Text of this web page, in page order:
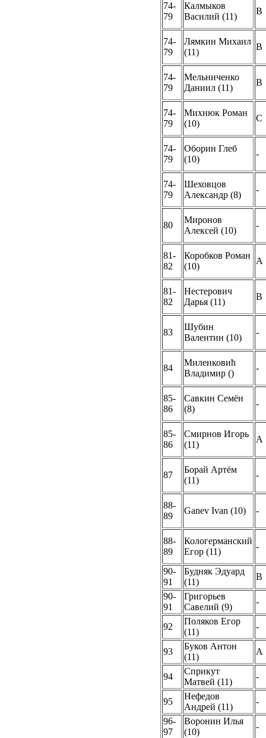
74-
79
Калмыков
Василий (11)
B
74-
79
Лямкин Михаил
(11)
B
74-
79
Мельниченко
Даниил (11)
B
74-
79
Михнюк Роман
(10)
C
74-
79
Оборин Глеб
(10)
-
74-
79
Шеховцов
Александр (8)
-
80
Миронов
Алексей (10)
-
81-
82
Коробков Роман
(10)
A
81-
82
Нестерович
Дарья (11)
B
83
Шубин
Валентин (10)
-
84
Миленковић
Владимир ()
-
85-
86
Савкин Семён
(8)
-
85-
86
Смирнов Игорь
(11)
A
87
Борай Артём
(11)
-
88-
89
Ganev Ivan (10) -
88-
89
Кологерманский
Егор (11)
-
90-
91
Будняк Эдуард
(11)
B
90-
91
Григорьев
Савелий (9)
-
92
Поляков Егор
(11)
-
93
Буков Антон
(11)
A
94
Сприкут
Матвей (11)
-
95
Нефедов
Андрей (11)
-
96-
97
Воронин Илья
(10)
-